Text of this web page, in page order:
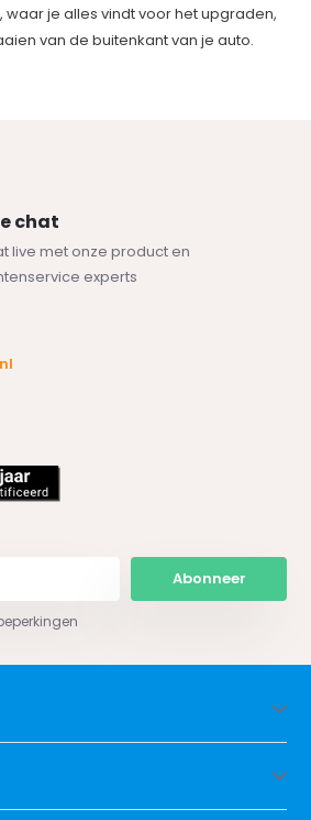
, waar je alles vindt voor het upgraden,
van de buitenkant van je auto.
chat
live met onze product en
experts
Abonneer